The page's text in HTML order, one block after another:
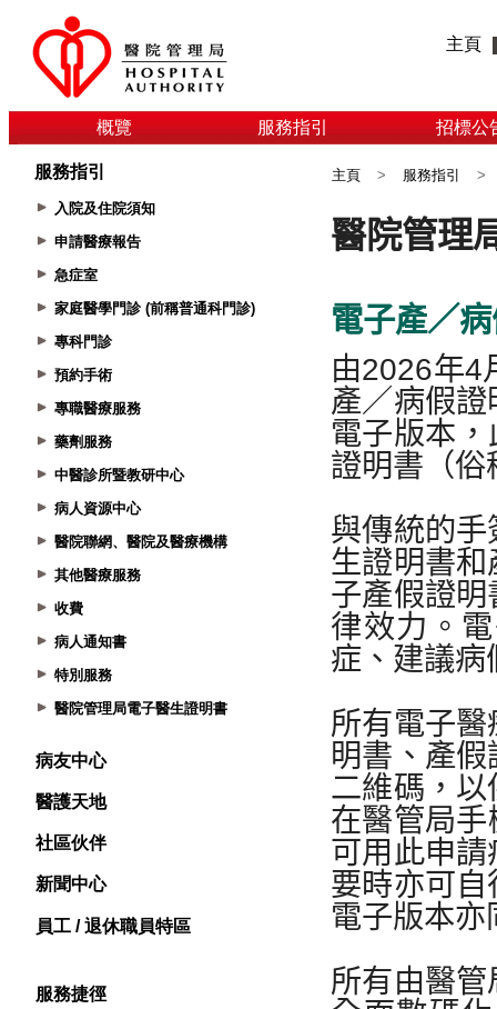
主頁
概覽 服務指引 招標公
服務指引
入院及住院須知
申請醫療報告
急症室
家庭醫學門診 (前稱普通科門診)
專科門診
預約手術
專職醫療服務
藥劑服務
中醫診所暨教研中心
病人資源中心
醫院聯網、醫院及醫療機構
其他醫療服務
收費
病人通知書
特別服務
醫院管理局電子醫生證明書
病友中心
醫護天地
社區伙伴
新聞中心
員工 / 退休職員特區
服務捷徑
主頁 > 服務指引 >